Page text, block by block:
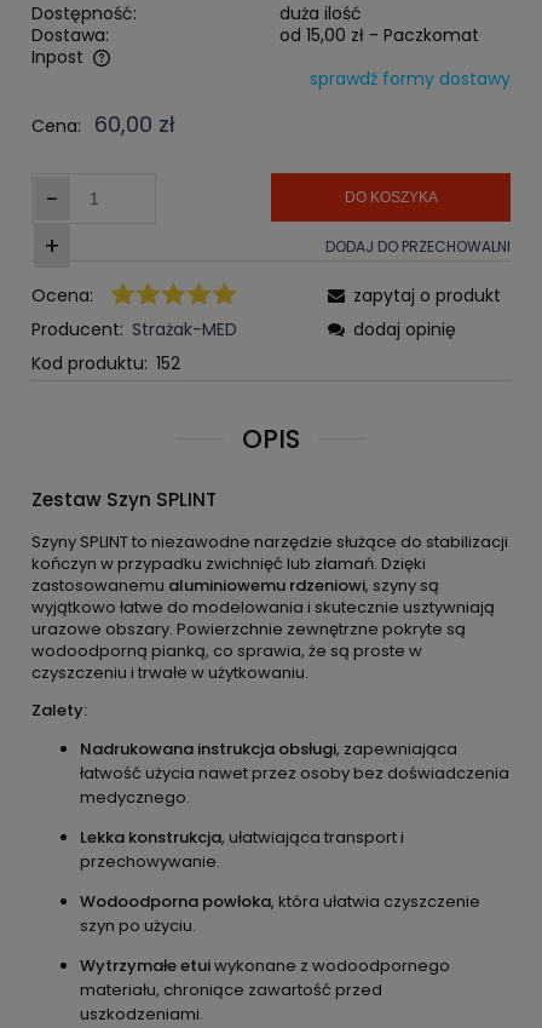
Dostępność:
duża ilość
Dostawa:
od 15,00 zł - Paczkomat
Inpost
Cena nie zawiera ewentualnych kosztów płatności
sprawdź formy dostawy
Cena:
60,00 zł
-
+
DO KOSZYKA
DODAJ DO PRZECHOWALNI
Ocena:
Producent: Strażak-MED
Kod produktu: 152
zapytaj o produkt
dodaj opinię
OPIS
Zestaw Szyn SPLINT
Szyny SPLINT to niezawodne narzędzie służące do stabilizacji
kończyn w przypadku zwichnięć lub złamań. Dzięki
zastosowanemu aluminiowemu rdzeniowi, szyny są
wyjątkowo łatwe do modelowania i skutecznie usztywniają
urazowe obszary. Powierzchnie zewnętrzne pokryte są
wodoodporną pianką, co sprawia, że są proste w
czyszczeniu i trwałe w użytkowaniu.
Zalety:
Nadrukowana instrukcja obsługi, zapewniająca
łatwość użycia nawet przez osoby bez doświadczenia
medycznego.
Lekka konstrukcja, ułatwiająca transport i
przechowywanie.
Wodoodporna powłoka, która ułatwia czyszczenie
szyn po użyciu.
Wytrzymałe etuiwykonane z wodoodpornego
materiału, chroniące zawartość przed
uszkodzeniami.